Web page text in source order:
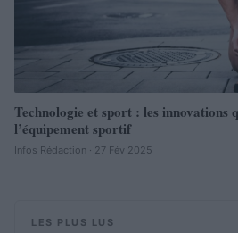
Technologie et sport : les innovations
l’équipement sportif
Infos Rédaction · 27 Fév 2025
LES PLUS LUS